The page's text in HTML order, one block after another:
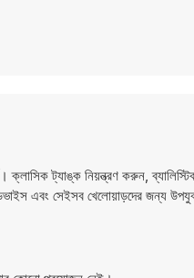
ক্লাসিক ট্যাঙ্ক নিয়ন্ত্রণ করুন,
এবং সেইসব খেলোয়াড়দের জন্য